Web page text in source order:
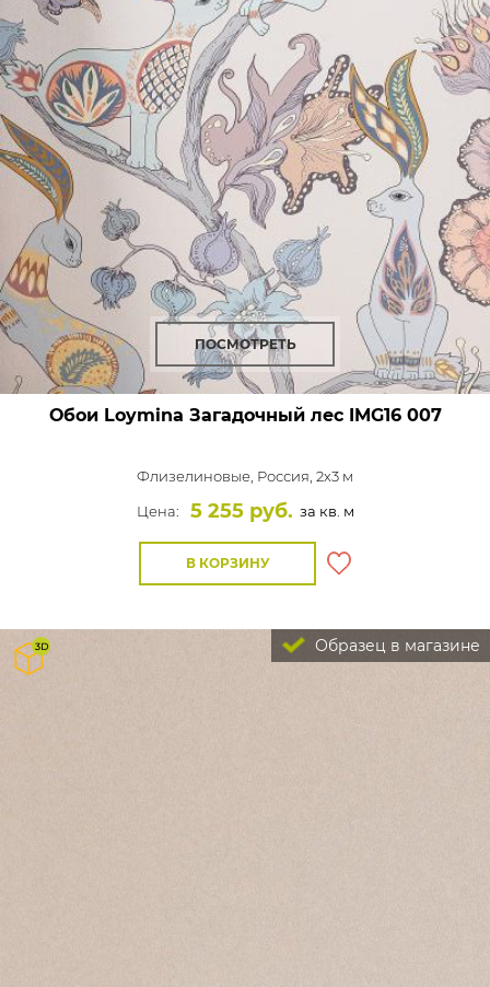
ПОСМОТРЕТЬ
Обои Loymina Загадочный лесIMG16 007
Флизелиновые, Россия, 2x3 м
Цена:
5 255 руб. за кв. м
В КОРЗИНУ
Образец в магазине